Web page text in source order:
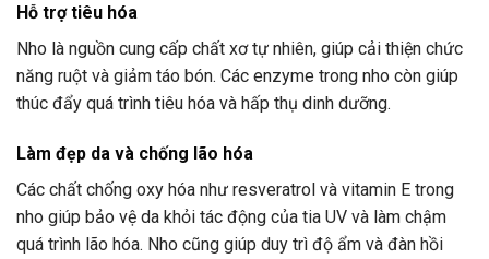
Hỗ trợ tiêu hóa
Nho là nguồn cung cấp chất xơ tự nhiên, giúp cải thiện chức
năng ruột và giảm táo bón. Các enzyme trong nho còn giúp
thúc đẩy quá trình tiêu hóa và hấp thụ dinh dưỡng.
Làm đẹp da và chống lão hóa
Các chất chống oxy hóa như resveratrol và vitamin E trong
nho giúp bảo vệ da khỏi tác động của tia UV và làm chậm
quá trình lão hóa. Nho cũng giúp duy trì độ ẩm và đàn hồi